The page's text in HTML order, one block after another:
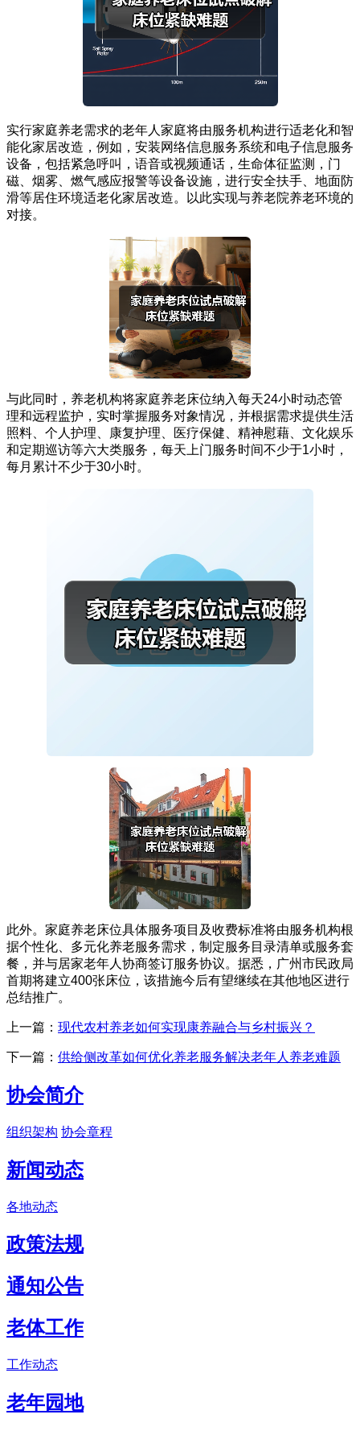
实行家庭养老需求的老年人家庭将由服务机构进行适老化和智
能化家居改造，例如，安装网络信息服务系统和电子信息服务
设备，包括紧急呼叫，语音或视频通话，生命体征监测，门
磁、烟雾、燃气感应报警等设备设施，进行安全扶手、地面防
滑等居住环境适老化家居改造。以此实现与养老院养老环境的
对接。
与此同时，养老机构将家庭养老床位纳入每天24小时动态管
理和远程监护，实时掌握服务对象情况，并根据需求提供生活
照料、个人护理、康复护理、医疗保健、精神慰藉、文化娱乐
和定期巡访等六大类服务，每天上门服务时间不少于1小时，
每月累计不少于30小时。
此外。家庭养老床位具体服务项目及收费标准将由服务机构根
据个性化、多元化养老服务需求，制定服务目录清单或服务套
餐，并与居家老年人协商签订服务协议。据悉，广州市民政局
首期将建立400张床位，该措施今后有望继续在其他地区进行
总结推广。
上一篇： 现代农村养老如何实现康养融合与乡村振兴？
下一篇： 供给侧改革如何优化养老服务解决老年人养老难题
协会简介
组织架构 协会章程
新闻动态
各地动态
政策法规
通知公告
老体工作
工作动态
老年园地